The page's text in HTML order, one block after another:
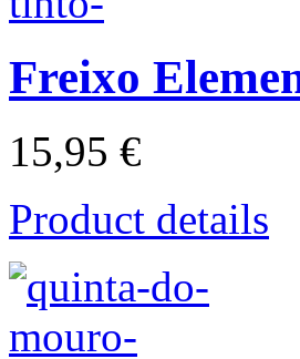
Freixo
15,95 €
Product details